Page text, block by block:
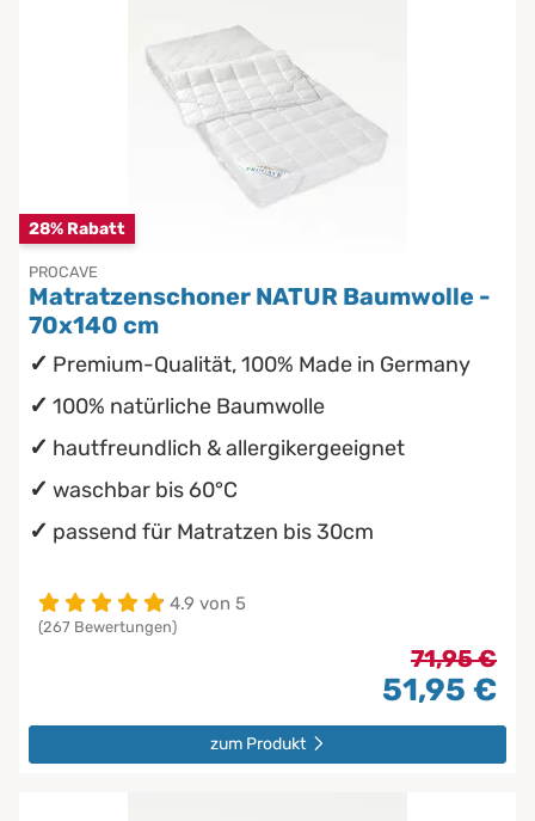
28% Rabatt
PROCAVE
Matratzenschoner NATUR Baumwolle -
70x140 cm
Premium-Qualität, 100% Made in Germany
100% natürliche Baumwolle
hautfreundlich & allergikergeeignet
waschbar bis 60°C
passend für Matratzen bis 30cm
4.9 von 5
(267 Bewertungen)
71,95 €
51,95 €
zum Produkt